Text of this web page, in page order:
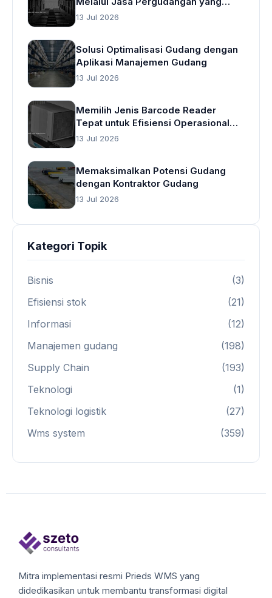
Cerdas
13 Jul 2026
Solusi Optimalisasi Gudang dengan
Aplikasi Manajemen Gudang
13 Jul 2026
Memilih Jenis Barcode Reader
Tepat untuk Efisiensi Operasional
Gudang
13 Jul 2026
Memaksimalkan Potensi Gudang
dengan Kontraktor Gudang
13 Jul 2026
Kategori Topik
Bisnis
(3)
Efisiensi stok
(21)
Informasi
(12)
Manajemen gudang
(198)
Supply Chain
(193)
Teknologi
(1)
Teknologi logistik
(27)
Wms system
(359)
Mitra implementasi resmi Prieds WMS yang
didedikasikan untuk membantu transformasi digital